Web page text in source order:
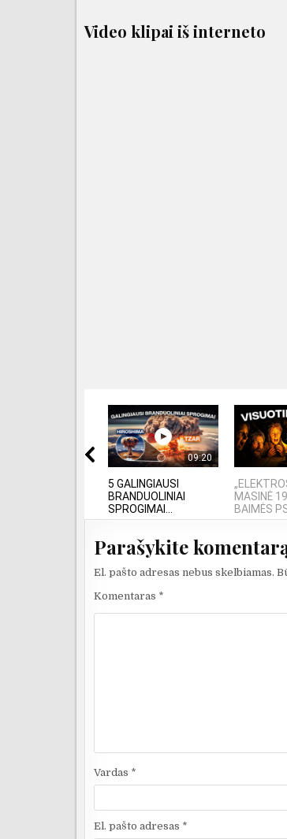
įrašų
Video klipai iš interneto
09:20
5 GALINGIAUSI
BRANDUOLINIAI
SPROGIMAI...
MASINĖ
BAIMĖS
Parašykite
El. pašto adresas nebus skelbiamas.
Komentaras *
Vardas *
El. pašto adresas *